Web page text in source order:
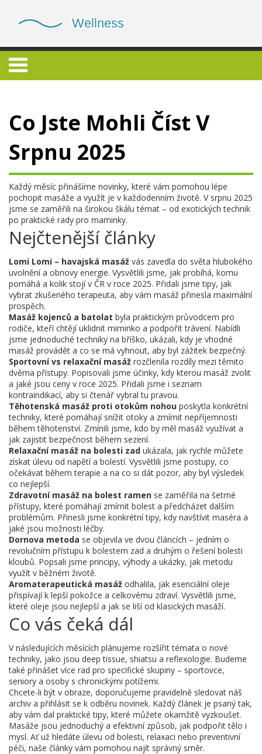
Co Jste Mohli Číst V
Srpnu 2025
Každý měsíc přinášíme novinky, které vám pomohou lépe
pochopit masáže a využít je v každodenním životě. V srpnu 2025
jsme se zaměřili na širokou škálu témat – od exotických technik
po praktické rady pro maminky.
Nejčtenější články
Lomi Lomi – havajská masáž vás zavedla do světa hlubokého
uvolnění a obnovy energie. Vysvětlili jsme, jak probíhá, komu
pomáhá a kolik stojí v ČR v roce 2025. Přidali jsme tipy, jak
vybrat zkušeného terapeuta, aby vám masáž přinesla maximální
prospěch.
Masáž kojenců a batolat byla praktickým průvodcem pro
rodiče, kteří chtějí uklidnit miminko a podpořit trávení. Nabídli
jsme jednoduché techniky na bříško, ukázali, kdy je vhodné
masáž provádět a co se má vyhnout, aby byl zážitek bezpečný.
Sportovní vs relaxační masáž rozčlenila rozdíly mezi těmito
dvěma přístupy. Popisovali jsme účinky, kdy kterou masáž zvolit
a jaké jsou ceny v roce 2025. Přidali jsme i seznam
kontraindikací, aby si čtenář vybral tu pravou.
Těhotenská masáž proti otokům nohou poskytla konkrétní
techniky, které pomáhají snížit otoky a zmírnit nepříjemnosti
během těhotenství. Zmínili jsme, kdo by měl masáž využívat a
jak zajistit bezpečnost během sezení.
Relaxační masáž na bolesti zad ukázala, jak rychle můžete
získat úlevu od napětí a bolestí. Vysvětlili jsme postupy, co
očekávat během terapie a na co si dát pozor, aby byl výsledek
co nejlepší.
Zdravotní masáž na bolest ramen se zaměřila na šetrné
přístupy, které pomáhají zmírnit bolest a předcházet dalším
problémům. Přinesli jsme konkrétní tipy, kdy navštívit maséra a
jaké jsou možnosti léčby.
Dornova metoda se objevila ve dvou článcích – jedním o
revolučním přístupu k bolestem zad a druhým o řešení bolesti
kloubů. Popsali jsme principy, výhody a ukázky, jak metodu
využít v běžném životě.
Aromaterapeutická masáž odhalila, jak esenciální oleje
přispívají k lepší pokožce a celkovému zdraví. Vysvětlili jsme,
které oleje jsou nejlepší a jak se liší od klasických masáží.
Co vás čeká dál
V následujících měsících plánujeme rozšířit témata o nové
techniky, jako jsou deep tissue, shiatsu a reflexologie. Budeme
také přinášet více rad pro specifické skupiny – sportovce,
seniory a osoby s chronickými potížemi.
Chcete-li být v obraze, doporučujeme pravidelně sledovat náš
archiv a přihlásit se k odběru novinek. Každý článek je psaný tak,
aby vám dal praktické tipy, které můžete okamžitě vyzkoušet.
Masáže jsou jednoduchý a efektivní způsob, jak podpořit tělo i
mysl. Ať už hledáte úlevu od bolesti, relaxaci nebo preventivní
péči, naše články vám pomohou najít správný směr.